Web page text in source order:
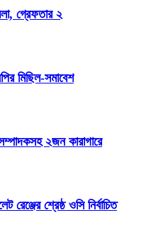
গ্রেফতার ২
মিছিল-সমাবেশ
২জন কারাগারে
শ্রেষ্ঠ ওসি নির্বাচিত